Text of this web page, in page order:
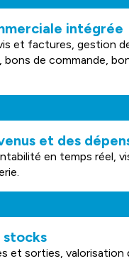
intégrée
et factures, gestion
de commande,
et des
en temps réel,
stocks
et sorties, valorisation